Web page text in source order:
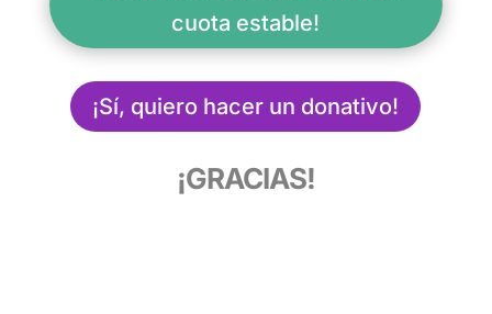
cuota estable!
¡Sí, quiero hacer un donativo!
¡GRACIAS!